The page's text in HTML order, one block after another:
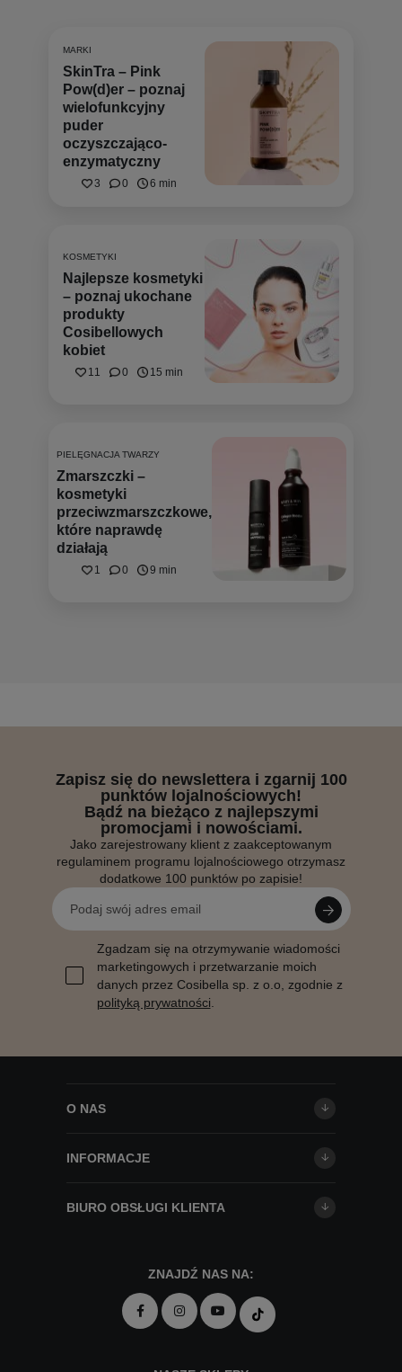
MARKI
SkinTra – Pink
Pow(d)er – poznaj
wielofunkcyjny
puder
oczyszczająco-
enzymatyczny
3 0 6 min
KOSMETYKI
Najlepsze kosmetyki
– poznaj ukochane
produkty
Cosibellowych
kobiet
11 0 15 min
PIELĘGNACJA TWARZY
Zmarszczki –
kosmetyki
przeciwzmarszczkowe,
które naprawdę
działają
1 0 9 min
Zapisz się do newslettera i zgarnij 100
punktów lojalnościowych!
Bądź na bieżąco z najlepszymi
promocjami i nowościami.
Jako zarejestrowany klient z zaakceptowanym
regulaminem programu lojalnościowego otrzymasz
dodatkowe 100 punktów po zapisie!
Zgadzam się na otrzymywanie wiadomości
marketingowych i przetwarzanie moich
danych przez Cosibella sp. z o.o, zgodnie z
polityką prywatności
O NAS
INFORMACJE
BIURO OBSŁUGI KLIENTA
ZNAJDŹ NAS NA: